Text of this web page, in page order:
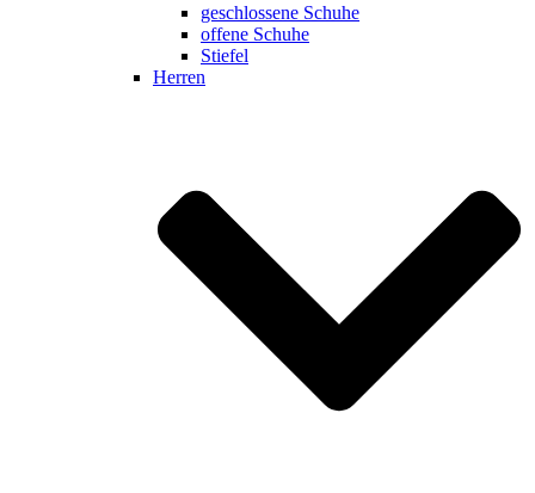
geschlossene Schuhe
offene Schuhe
Stiefel
Herren